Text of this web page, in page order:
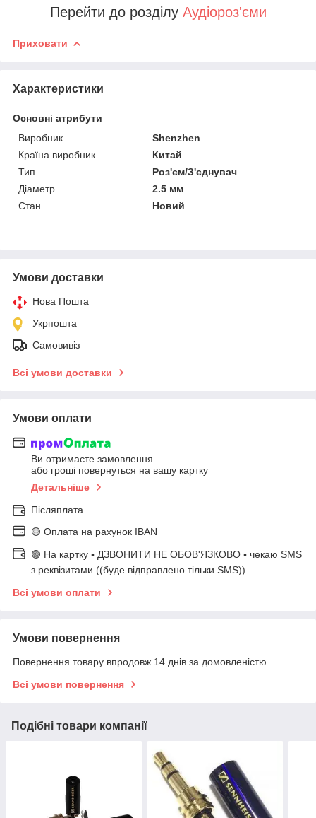
Перейти до розділу Аудіороз'єми
Приховати
Характеристики
Основні атрибути
Виробник
Shenzhen
Країна виробник
Китай
Тип
Роз'єм/З'єднувач
Діаметр
2.5 мм
Стан
Новий
Умови доставки
Нова Пошта
Укрпошта
Самовивіз
Всі умови доставки
Умови оплати
Ви отримаєте замовлення
або гроші повернуться на вашу картку
Детальніше
Післяплата
🟡 Оплата на рахунок IBAN
🟢 На картку ▪️ ДЗВОНИТИ НЕ ОБОВ'ЯЗКОВО ▪️ чекаю SMS
з реквізитами ((буде відправлено тільки SMS))
Всі умови оплати
Умови повернення
Повернення товару впродовж 14 днів за домовленістю
Всі умови повернення
Подібні товари компанії